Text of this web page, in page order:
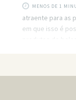
MENOS DE 1
atraente para as
em que isso é